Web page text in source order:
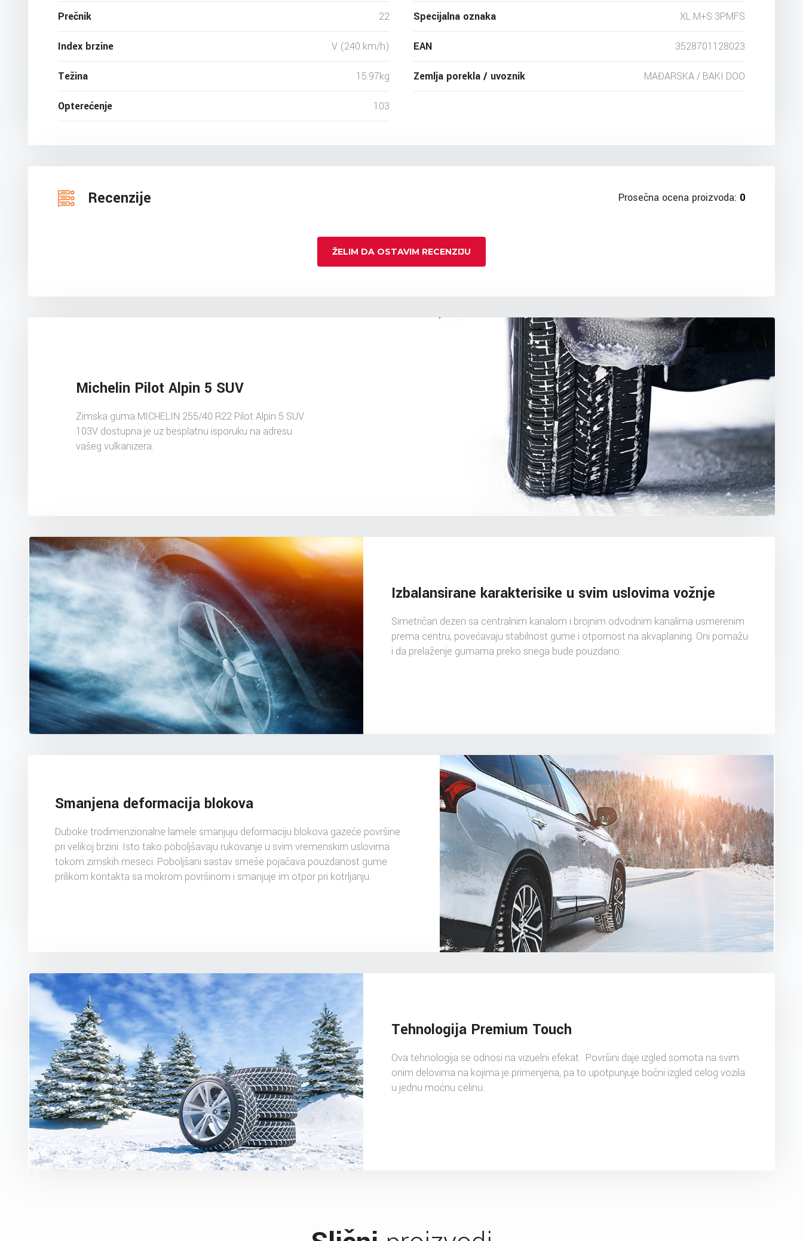
Prečnik 22
Index brzine V (240 km/h)
Težina 15.97kg
Opterećenje 103
Specijalna oznaka XL M+S 3PMFS
EAN 3528701128023
Zemlja porekla / uvoznik MAĐARSKA / BAKI DOO
Recenzije Prosečna ocena proizvoda: 0
ŽELIM DA OSTAVIM RECENZIJU
Michelin Pilot Alpin 5 SUV
Zimska guma MICHELIN 255/40 R22 Pilot Alpin 5 SUV
103V dostupna je uz besplatnu isporuku na adresu
vašeg vulkanizera.
Izbalansirane karakterisike u svim uslovima vožnje
Simetričan dezen sa centralnim kanalom i brojnim odvodnim kanalima usmerenim
prema centru, povećavaju stabilnost gume i otpornost na akvaplaning. Oni pomažu
i da prelaženje gumama preko snega bude pouzdano.
Smanjena deformacija blokova
Duboke trodimenzionalne lamele smanjuju deformaciju blokova gazeće površine
pri velikoj brzini. Isto tako poboljšavaju rukovanje u svim vremenskim uslovima
tokom zimskih meseci. Poboljšani sastav smeše pojačava pouzdanost gume
prilikom kontakta sa mokrom površinom i smanjuje im otpor pri kotrljanju.
Tehnologija Premium Touch
Ova tehnologija se odnosi na vizuelni efekat. Površini daje izgled somota na svim
onim delovima na kojima je primenjena, pa to upotpunjuje bočni izgled celog vozila
u jednu moćnu celinu.